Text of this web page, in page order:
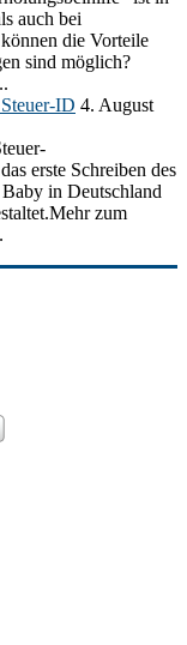
auch bei
die Vorteile
sind möglich?
ID 4. August
erste Schreiben des
in Deutschland
zum